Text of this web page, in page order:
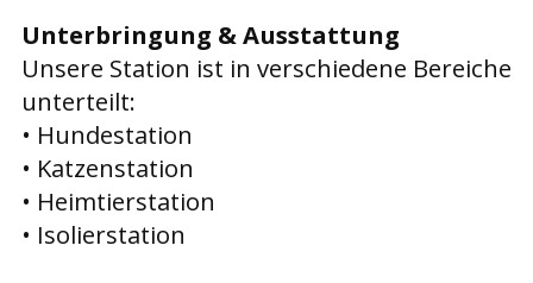
Unterbringung & Ausstattung
Unsere Station ist in verschiedene Bereiche
unterteilt:
• Hundestation
• Katzenstation
• Heimtierstation
• Isolierstation